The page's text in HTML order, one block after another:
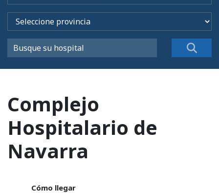
Complejo
Hospitalario de
Navarra
Cómo llegar